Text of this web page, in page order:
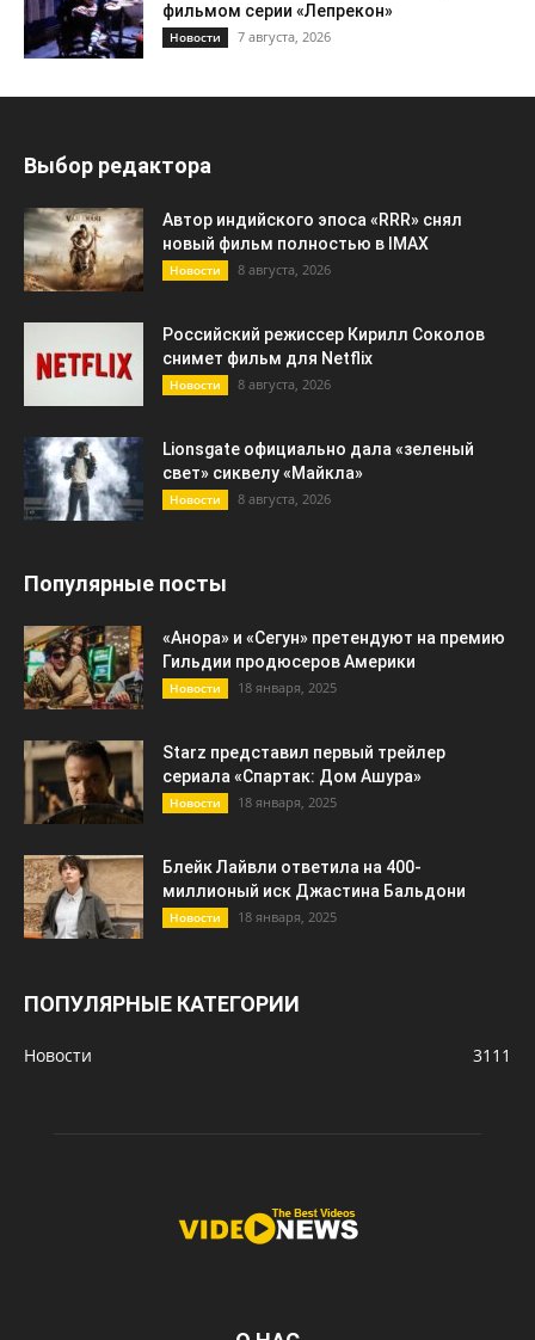
фильмом серии «Лепрекон»
Новости 7 августа, 2026
Выбор редактора
Автор индийского эпоса «RRR» снял
новый фильм полностью в IMAX
Новости 8 августа, 2026
Российский режиссер Кирилл Соколов
снимет фильм для Netflix
Новости 8 августа, 2026
Lionsgate официально дала «зеленый
свет» сиквелу «Майкла»
Новости 8 августа, 2026
Популярные посты
«Анора» и «Сегун» претендуют на премию
Гильдии продюсеров Америки
Новости 18 января, 2025
Starz представил первый трейлер
сериала «Спартак: Дом Ашура»
Новости 18 января, 2025
Блейк Лайвли ответила на 400-
миллионый иск Джастина Бальдони
Новости 18 января, 2025
ПОПУЛЯРНЫЕ КАТЕГОРИИ
Новости 3111